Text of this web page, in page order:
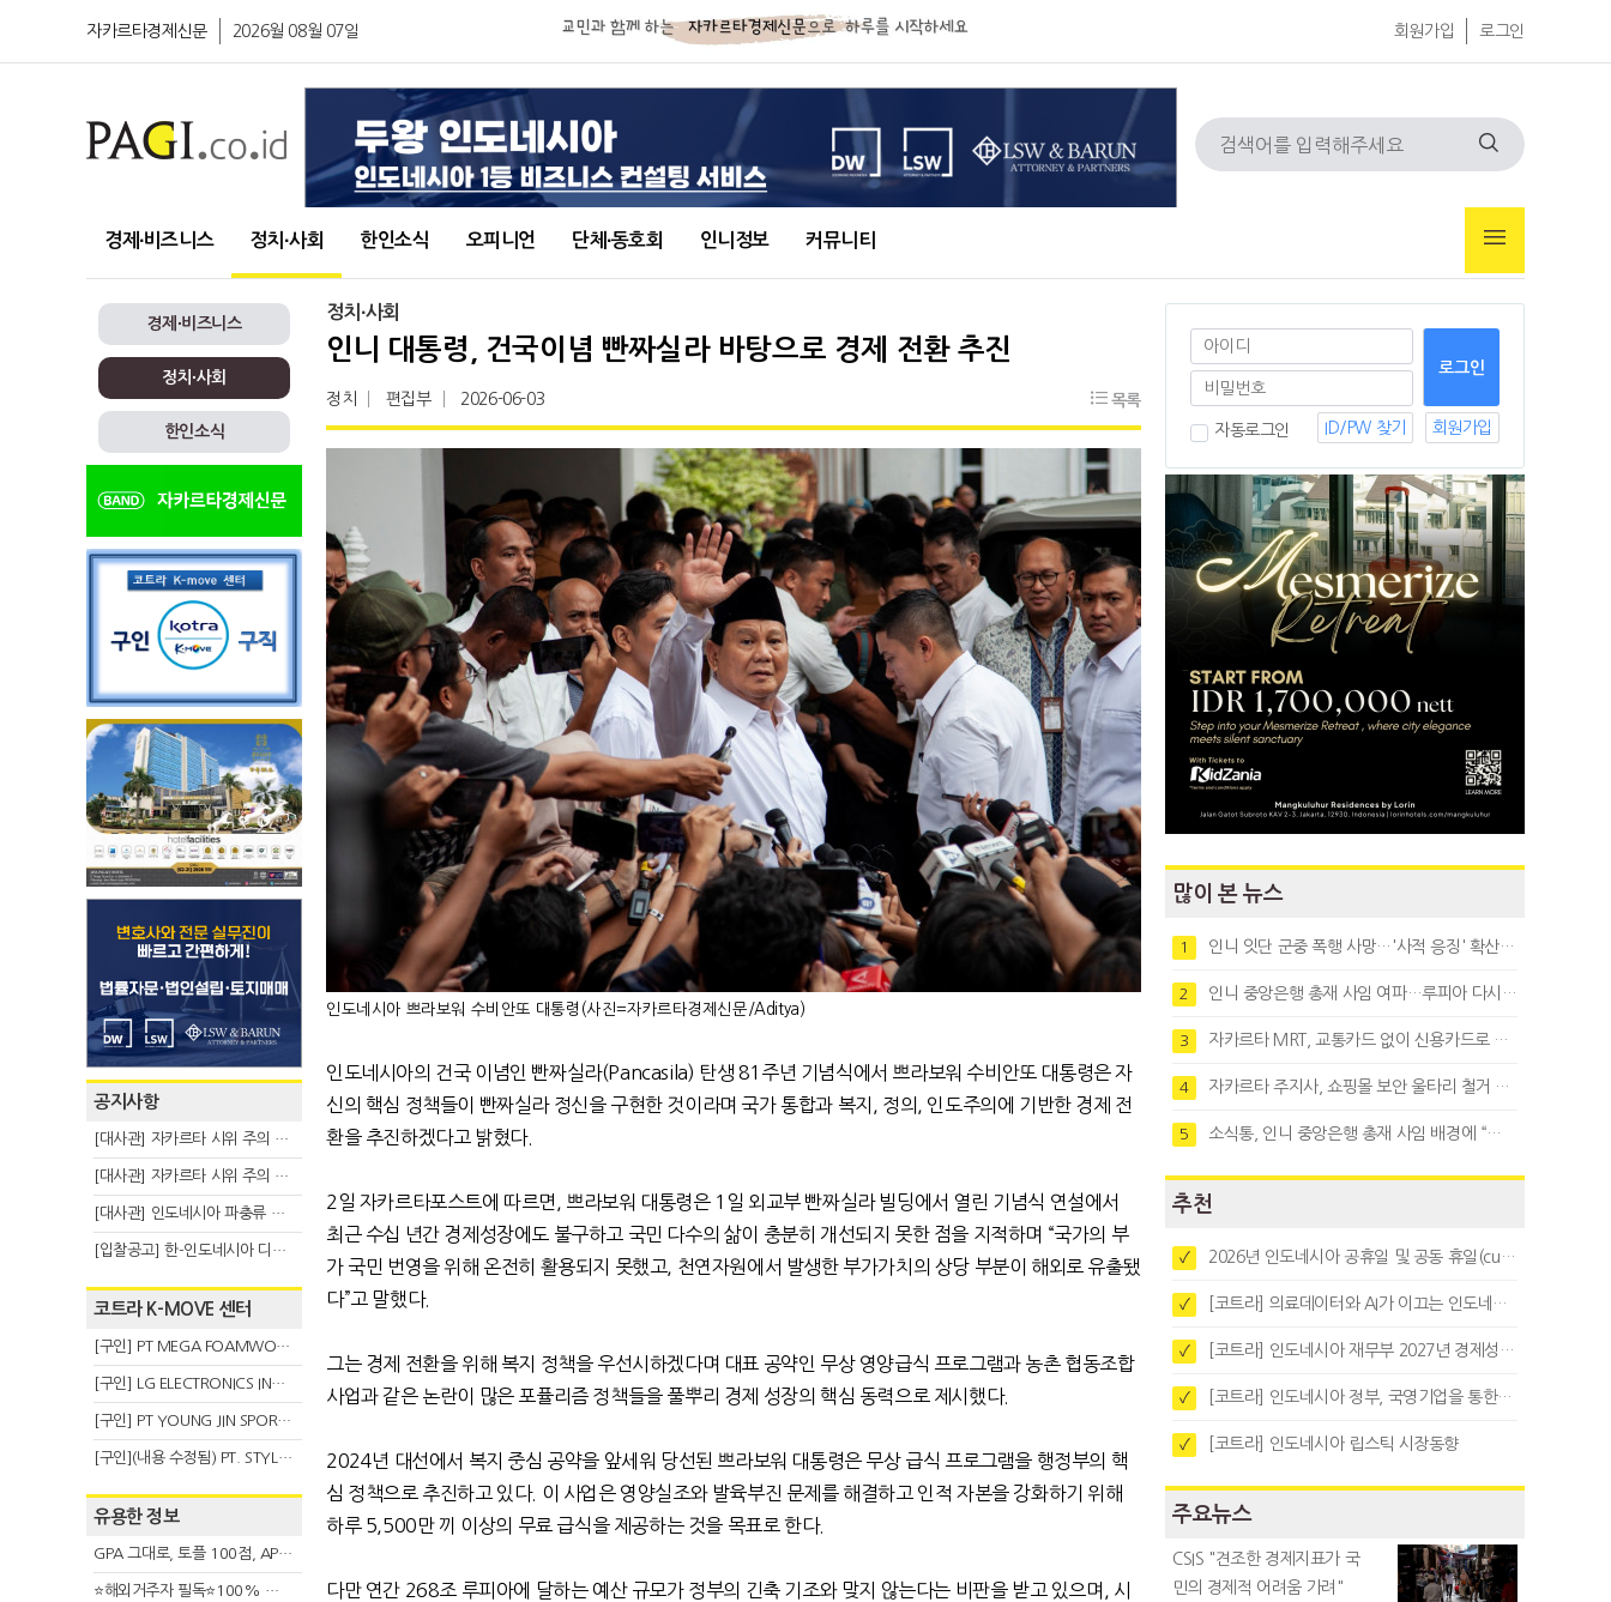
자카르타경제신문 2026월 08월 07일 회원가입 로그인
경제∙비즈니스 정치∙사회 한인소식 오피니언 단체∙동호회 인니정보 커뮤니티
경제∙비즈니스
정치∙사회
한인소식
공지사항
[대사관] 자카르타 시위 주의 안내(8.6)
[대사관] 자카르타 시위 주의 안내(8.3)
[대사관] 인도네시아 파충류 불법 반출 주의 (7.29)
[입찰공고] 한-인도네시아 디지털융복합 탈 전시회
코트라 K-MOVE 센터
[구인] PT MEGA FOAMWORKS INDONESIA
[구인] LG ELECTRONICS INDONESIA
[구인] PT YOUNG JIN SPORT INDONESIA
[구인](내용 수정됨) PT. STYLE KOREAN INDONESIA (스타일 코리안 인도네시아)
유용한 정보
GPA 그대로, 토플 100점, AP 막막 — 원인은 하나입니다
⭐해외거주자 필독⭐100% 온라인 마지막 한국어교원 2급 추가모집 (~8/2)
정치∙사회
인니 대통령, 건국이념 빤짜실라 바탕으로 경제 전환 추진
정치 편집부 2026-06-03 목록
인도네시아 쁘라보워 수비안또 대통령(사진=자카르타경제신문/Aditya)
인도네시아의 건국 이념인 빤짜실라(Pancasila) 탄생 81 주년 기념식에서 쁘라보워 수비안또 대통령은 자
신의 핵심 정책들이 빤짜실라 정신을 구현한 것이라며 국가 통합과 복지
정의
인도주의에 기반한 경제 전
환을 추진하겠다고 밝혔다.
2일 자카르타포스트에 따르면 쁘라보워 대통령은 1 일 외교부 빤짜실라 빌딩에서 열린 기념식 연설에서
최근 수십 년간 경제성장에도 불구하고 국민 다수의 삶이 충분히 개선되지 못한 점을 지적하며 “국가의 부
가 국민 번영을 위해 온전히 활용되지 못했고
천연자원에서 발생한 부가가치의 상당 부분이 해외로 유출됐
다”고 말했다.
그는 경제 전환을 위해 복지 정책을 우선시하겠다며 대표 공약인 무상 영양급식 프로그램과 농촌 협동조합
사업과 같은 논란이 많은 포퓰리즘 정책들을 풀뿌리 경제 성장의 핵심 동력으로 제시했다.
2024년 대선에서 복지 중심 공약을 앞세워 당선된 쁘라보워 대통령은 무상 급식 프로그램을 행정부의 핵
심 정책으로 추진하고 있다. 이 사업은 영양실조와 발육부진 문제를 해결하고 인적 자본을 강화하기 위해
하루5,500만 끼 이상의 무료 급식을 제공하는 것을 목표로 한다.
다만 연간 268조 루피아에 달하는 예산 규모가 정부의 긴축 기조와 맞지 않는다는 비판을 받고 있으며
시
자동로그인 ID/PW 찾기 회원가입
많이 본 뉴스
1 인니 잇단 군중 폭행 사망…'사적 응징' 확산에 법치 우려
2 인니 중앙은행 총재 사임 여파…루피아 다시 1만8천대로 약세
3 자카르타 MRT, 교통카드 없이 신용카드로 바로 탄다
4 자카르타 주지사, 쇼핑몰 보안 울타리 철거 요청…"치안 문제없다"
5 소식통, 인니 중앙은행 총재 사임 배경에 “정부와 정책 갈등"
추천
✓ 2026년 인도네시아 공휴일 및 공동 휴일(cuti bersama)
✓ [코트라] 의료데이터와 AI가 이끄는 인도네시아 디지털 헬스케어 시장 트렌드
✓ [코트라] 인도네시아 재무부 2027년 경제성장 전망 및 목표 발표
✓ [코트라] 인도네시아 정부, 국영기업을 통한 석탄·팜유·합금철 수출 중앙집중화 추진
✓ [코트라] 인도네시아 립스틱 시장동향
주요뉴스
CSIS "견조한 경제지표가 국
민의 경제적 어려움 가려"